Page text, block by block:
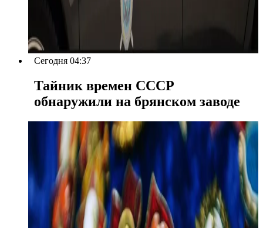
Сегодня 04:37
Тайник времен СССР
обнаружили на брянском заводе